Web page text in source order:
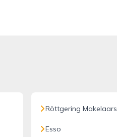
Röttgering Makelaars
Esso